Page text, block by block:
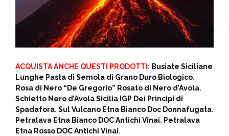
ACQUISTA ANCHE QUESTI PRODOTTI : Busiate Siciliane
Lunghe Pasta di Semola di Grano Duro Biologico.
Rosa di Nero “De Gregorio” Rosato di Nero d’Avola.
Schietto Nero d’Avola Sicilia IGP Dei Principi di
Spadafora. Sul Vulcano Etna Bianco Doc Donnafugata.
Petralava Etna Bianco DOC Antichi Vinai. Petralava
Etna Rosso DOC Antichi Vinai.